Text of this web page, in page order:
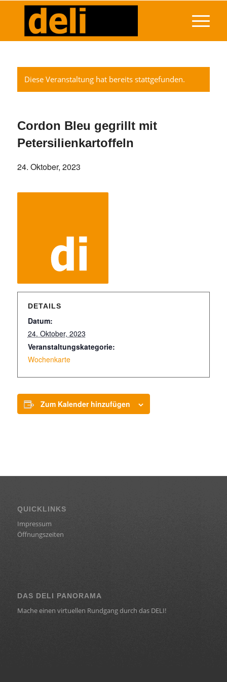
Diese Veranstaltung hat bereits stattgefunden.
Cordon Bleu gegrillt mit
Petersilienkartoffeln
24. Oktober, 2023
DETAILS
Datum:
24. Oktober, 2023
Veranstaltungskategorie:
Wochenkarte
Zum Kalender hinzufügen
QUICKLINKS
Impressum
Öffnungszeiten
DAS DELI PANORAMA
Mache einen virtuellen Rundgang durch das DELI!